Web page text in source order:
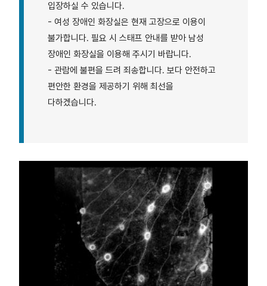
입장하실 수 있습니다.
- 여성 장애인 화장실은 현재 고장으로 이용이
불가합니다. 필요 시 스태프 안내를 받아 남성
장애인 화장실을 이용해 주시기 바랍니다.
- 관람에 불편을 드려 죄송합니다. 보다 안전하고
편안한 환경을 제공하기 위해 최선을
다하겠습니다.